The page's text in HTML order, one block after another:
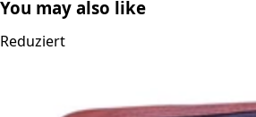
You may also like
Reduziert